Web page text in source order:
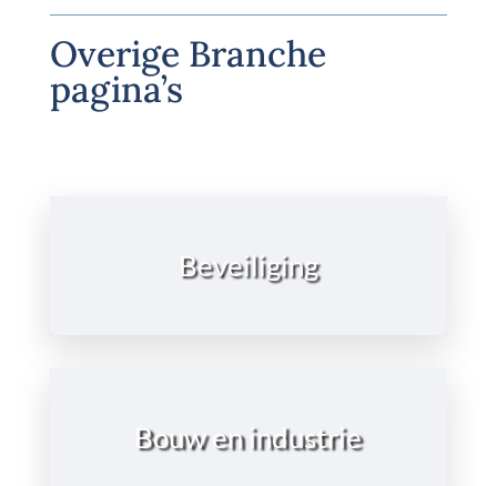
Overige Branche
pagina’s
Ga naar de pagina
Beveiliging
Bouw en industrie